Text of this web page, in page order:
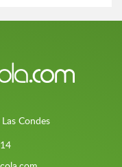
Condes